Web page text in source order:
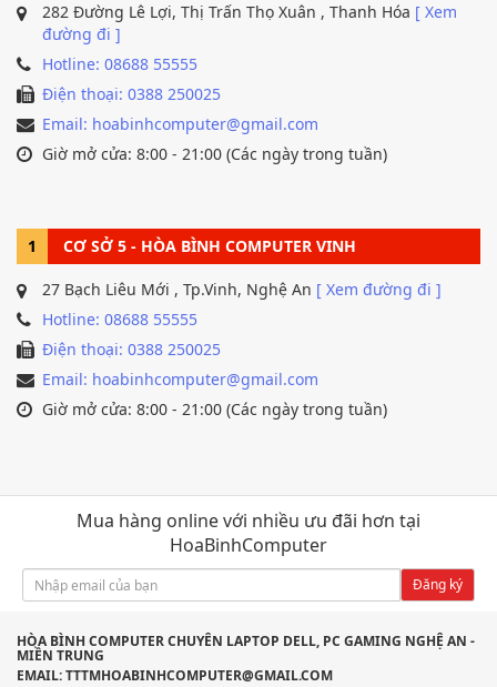
282 Đường Lê Lợi, Thị Trấn Thọ Xuân , Thanh Hóa [ Xem
đường đi ]
Hotline: 08688 55555
Điện thoại: 0388 250025
Email: hoabinhcomputer@gmail.com
Giờ mở cửa: 8:00 - 21:00 (Các ngày trong tuần)
1 CƠ SỞ 5 - HÒA BÌNH COMPUTER VINH
27 Bạch Liêu Mới , Tp.Vinh, Nghệ An [ Xem đường đi ]
Hotline: 08688 55555
Điện thoại: 0388 250025
Email: hoabinhcomputer@gmail.com
Giờ mở cửa: 8:00 - 21:00 (Các ngày trong tuần)
Mua hàng online với nhiều ưu đãi hơn tại
HoaBinhComputer
Đăng ký
HÒA BÌNH COMPUTER CHUYÊN LAPTOP DELL, PC GAMING NGHỆ AN -
MIỀN TRUNG
EMAIL: TTTMHOABINHCOMPUTER@GMAIL.COM